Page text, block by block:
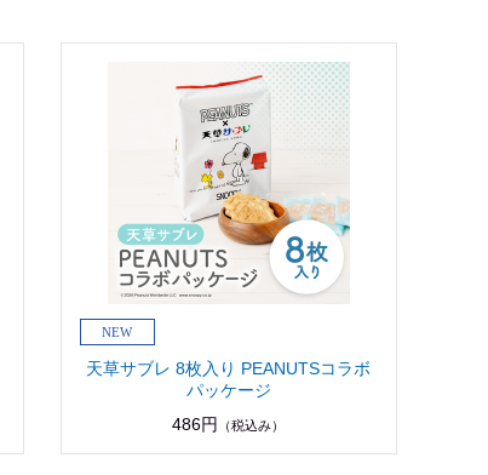
天草サブレ 8枚入り PEANUTSコラボ
パッケージ
486円
（税込み）